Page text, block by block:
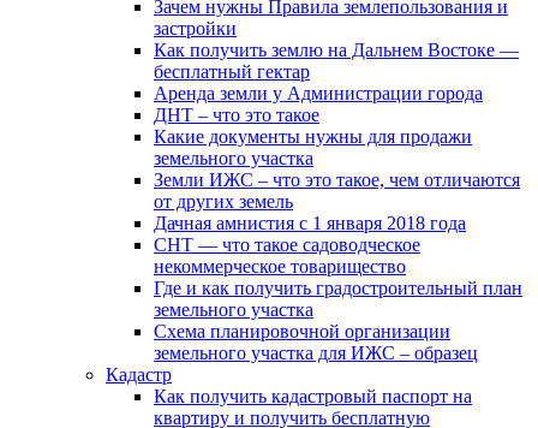
Зачем нужны Правила землепользования и
застройки
Как получить землю на Дальнем Востоке —
бесплатный гектар
Аренда земли у Администрации города
ДНТ – что это такое
Какие документы нужны для продажи
земельного участка
Земли ИЖС – что это такое, чем отличаются
от других земель
Дачная амнистия с 1 января 2018 года
СНТ — что такое садоводческое
некоммерческое товарищество
Где и как получить градостроительный план
земельного участка
Схема планировочной организации
земельного участка для ИЖС – образец
Кадастр
Как получить кадастровый паспорт на
квартиру и получить бесплатную